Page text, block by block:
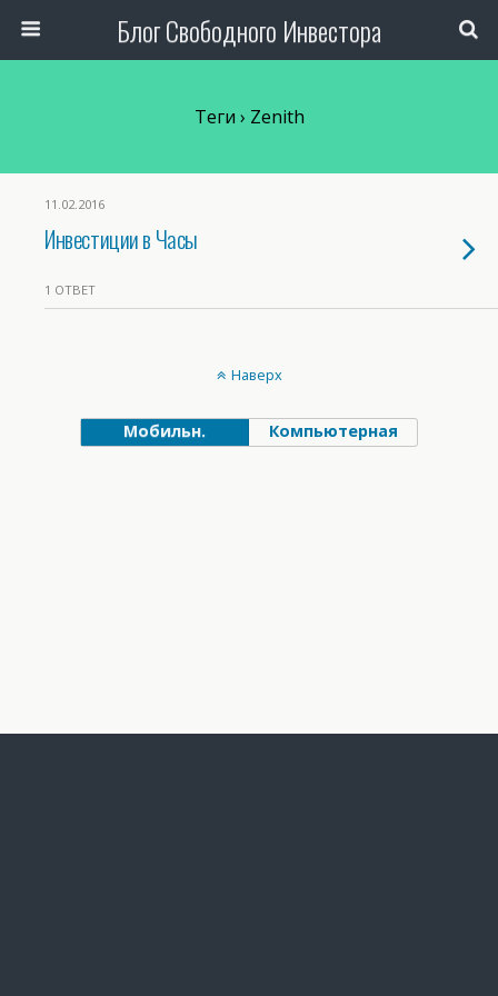
Блог Свободного Инвестора
Теги › Zenith
11.02.2016
Инвестиции в Часы
1 ОТВЕТ
Наверх
Мобильн. Компьютерная